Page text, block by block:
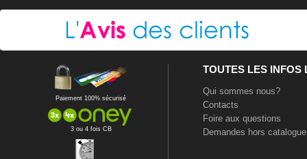
Paiement 100% sécurisé
3 ou 4 fois CB
TOUTES LES INFOS
Qui sommes nous?
Contacts
Foire aux questions
Demandes hors catalogue